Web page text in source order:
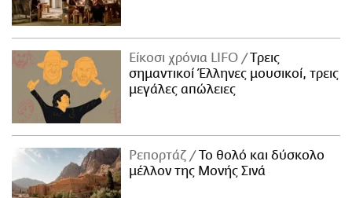
Είκοσι χρόνια LIFO
Tρεις
σημαντικοί Έλληνες μουσικοί, τρεις
μεγάλες απώλειες
Ρεπορτάζ
Το θολό και δύσκολο
μέλλον της Μονής Σινά